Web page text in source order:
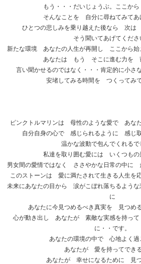
もう・・・だいじょうぶ。ここか
そんなことを 自分に尋ねてみてあ
ひとつの悲しみを乗り越えた後なら 次は
そう聞いてあげてくださ
新たな環境 あなたの人生が再開し ここから始
あなたは もう そこに進む力を
言い聞かせるのではなく・・・肯定的に小さ
安堵してみる時間を つくってみて
ピンクトルマリンは 母性のような愛で あな
自分自身の心で 感じられるように 感じ
温かな波動で包んでくれるで
私達を取り囲む愛には いくつもの
男女間の愛情ではなく ささやかな日常の中に
このストーンは 愛に満たされて生きる人生を
未来にあなたの目から 涙がこぼれ落ちるような
に
あなたに今見つめるべき真実を 見つめ
心が動き出し あなたが 素敵な実感を持っ
に・・です。
あなたの環境の中で 心地よく過
あなたが 愛を持ってできる
あなたが 幸せになるために 見つ